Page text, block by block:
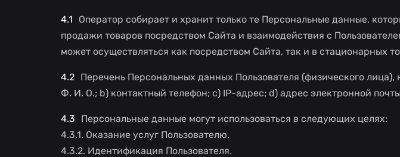
Оператор собирает и хранит только те Персональные данные,
продажи товаров посредством Сайта и взаимодействия с
может осуществляться как посредством Сайта, так и в стационарных
Перечень Персональных данных Пользователя (физического лица),
Ф. И. О.; b) контактный телефон; c) IP-адрес; d) адрес электронной
Персональные данные могут использоваться в следующих целях:
4.3.1. Оказание услуг Пользователю.
4.3.2. Идентификация Пользователя.